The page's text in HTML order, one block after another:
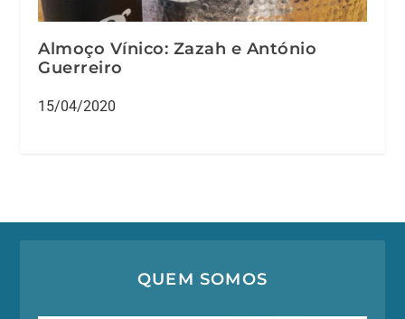
Almoço Vínico: Zazah e António
Guerreiro
15/04/2020
QUEM SOMOS